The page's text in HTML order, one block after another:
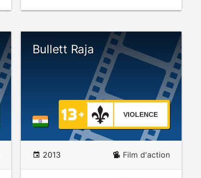
Bullett Raja
VIOLENCE
2013 Film d'action